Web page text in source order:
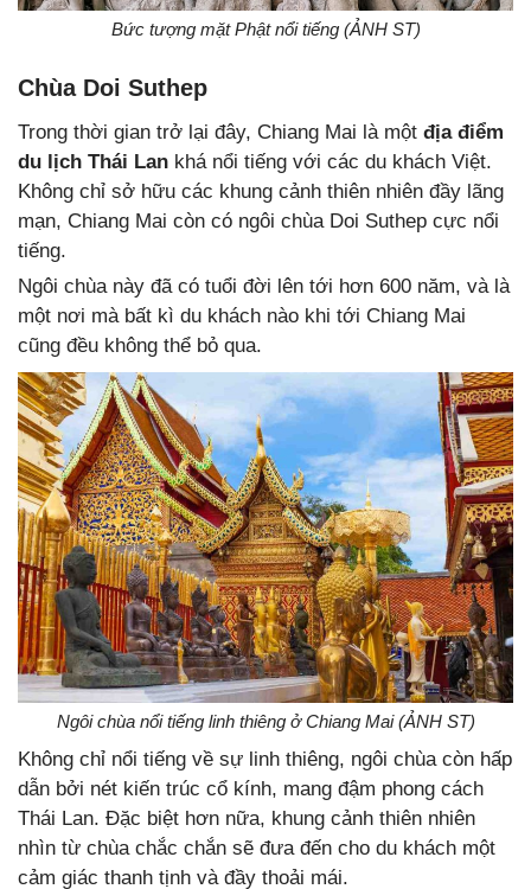
Bức tượng mặt Phật nổi tiếng (ẢNH ST)
Chùa Doi Suthep
Trong thời gian trở lại đây, Chiang Mai là một địa điểm
du lịch Thái Lan khá nổi tiếng với các du khách Việt.
Không chỉ sở hữu các khung cảnh thiên nhiên đầy lãng
mạn, Chiang Mai còn có ngôi chùa Doi Suthep cực nổi
tiếng.
Ngôi chùa này đã có tuổi đời lên tới hơn 600 năm, và là
một nơi mà bất kì du khách nào khi tới Chiang Mai
cũng đều không thể bỏ qua.
Ngôi chùa nổi tiếng linh thiêng ở Chiang Mai (ẢNH ST)
Không chỉ nổi tiếng về sự linh thiêng, ngôi chùa còn hấp
dẫn bởi nét kiến trúc cổ kính, mang đậm phong cách
Thái Lan. Đặc biệt hơn nữa, khung cảnh thiên nhiên
nhìn từ chùa chắc chắn sẽ đưa đến cho du khách một
cảm giác thanh tịnh và đầy thoải mái.